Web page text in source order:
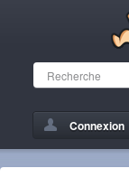
Connexion